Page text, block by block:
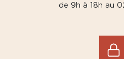
de 9h à 18h au